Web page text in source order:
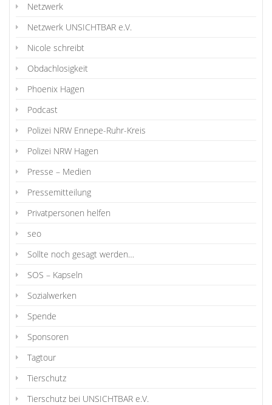
Netzwerk
Netzwerk UNSICHTBAR e.V.
Nicole schreibt
Obdachlosigkeit
Phoenix Hagen
Podcast
Polizei NRW Ennepe-Ruhr-Kreis
Polizei NRW Hagen
Presse – Medien
Pressemitteilung
Privatpersonen helfen
seo
Sollte noch gesagt werden…
SOS – Kapseln
Sozialwerken
Spende
Sponsoren
Tagtour
Tierschutz
Tierschutz bei UNSICHTBAR e.V.